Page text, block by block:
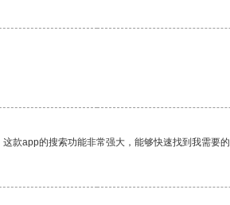
款app的搜索功能非常强大，能够快速找到我需要的